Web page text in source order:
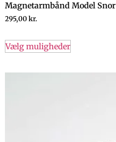
Magnetarmbånd Model Snor
295,00kr.
Vælg muligheder